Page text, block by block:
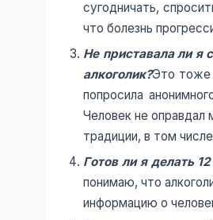
сугодничать,
что болезнь
Не приставала ли я
алкоголик?Это тоже
попросила
Человек не оправдал
традиции, в том
Готов ли я делать
понимаю, что
информацию о